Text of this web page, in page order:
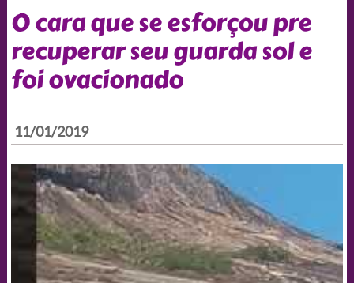
O cara que se esforçou pre
recuperar seu guarda sol e
foi ovacionado
11/01/2019